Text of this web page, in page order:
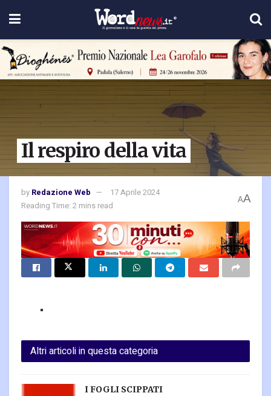
Il respiro della vita
by Redazione Web
17 Aprile 2024
Reading Time: 2 mins read
AA
Altri articoli in questa categoria
I FOGLI SCIPPATI